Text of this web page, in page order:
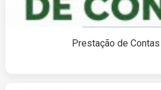
Prestação de